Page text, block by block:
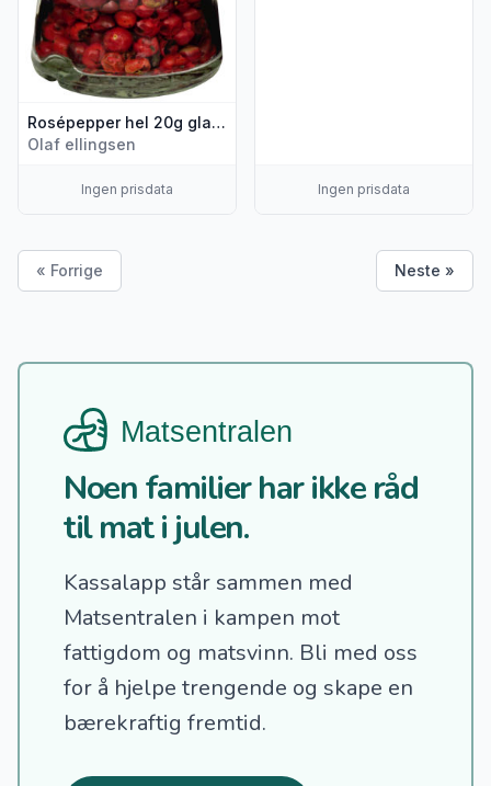
Rosépepper hel 20g glass Hindu
Olaf ellingsen
Ingen prisdata Ingen prisdata
« Forrige Neste »
Noen familier har ikke råd
til mat i julen.
Kassalapp står sammen med
Matsentralen i kampen mot
fattigdom og matsvinn. Bli med oss
for å hjelpe trengende og skape en
bærekraftig fremtid.